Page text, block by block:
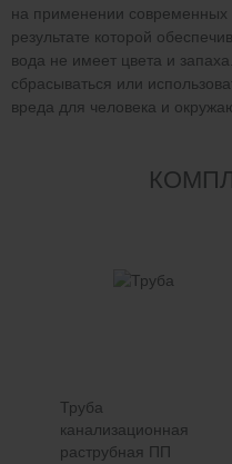
на применении современных
результате которой
вода не имеет цвета и
сбрасываться или
вреда для человека и
Труба
канализационная
раструбная ПП